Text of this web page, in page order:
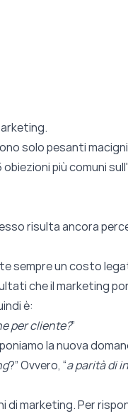
solo pesanti
più comuni
risulta ancora
sempre un costo
che il marketing
è:
per cliente?”
la nuova
?”Ovvero, “a parità di
di marketing. Per